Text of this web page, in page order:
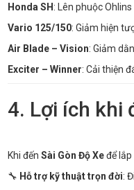
Honda SH : Lên phuộc
Vario 125/150: Giảm hiện
Air Blade – Vision: Giảm
Exciter – Winner: Cải thiện
4. Lợi ích khi
Khi đến Sài Gòn Độ Xeđể lắp
🔧 Hỗ trợ kỹ thuật trọn đời: